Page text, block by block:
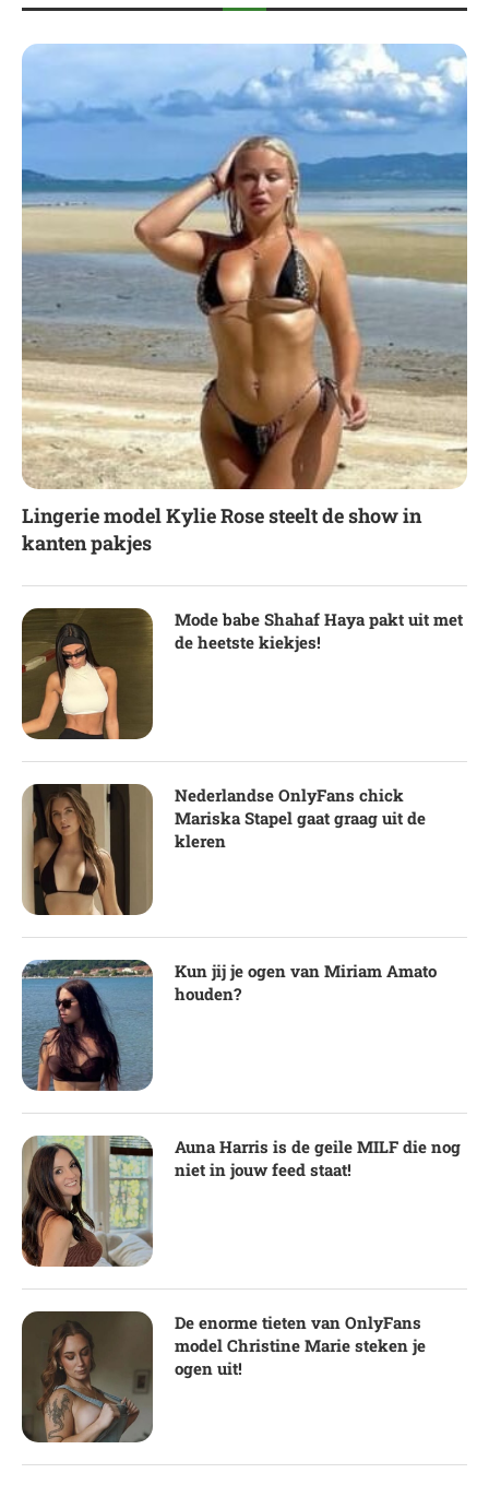
Lingerie model Kylie Rose steelt de show in
kanten pakjes
Mode babe Shahaf Haya pakt uit met
de heetste kiekjes!
Nederlandse OnlyFans chick
Mariska Stapel gaat graag uit de
kleren
Kun jij je ogen van Miriam Amato
houden?
Auna Harris is de geile MILF die nog
niet in jouw feed staat!
De enorme tieten van OnlyFans
model Christine Marie steken je
ogen uit!